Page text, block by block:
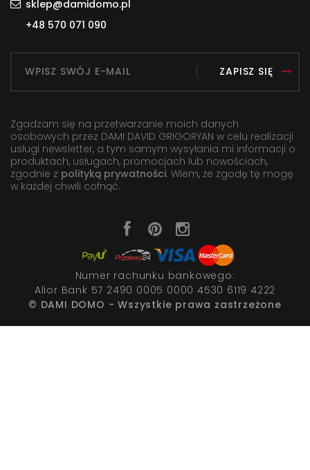
sklep@damidomo.pl
+48 570 071 090
ZAPISZ SIĘ
Zgadzam się na przetwarzanie moich danych
osobowych przez DAMI DAVID GRIGORYAN w celu realizacji
usługi newsletter, a tym samym wysyłania mi informacji o
produktach, usługach, promocjach lub nowościach,
zgodnie z polityką prywatności. Wiem, że zgodę tę mogę
w każdej chwili cofnąć.
Numer rachunku bankowego:
Alior Bank 57 2490 0005 0000 4530 6119 4222
© DAMI DOMO - Wszystkie prawa zastrzeżone